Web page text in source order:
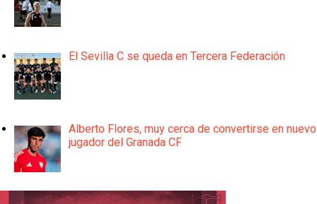
El Sevilla C se queda en Tercera Federación
Alberto Flores, muy cerca de convertirse en nuevo
jugador del Granada CF